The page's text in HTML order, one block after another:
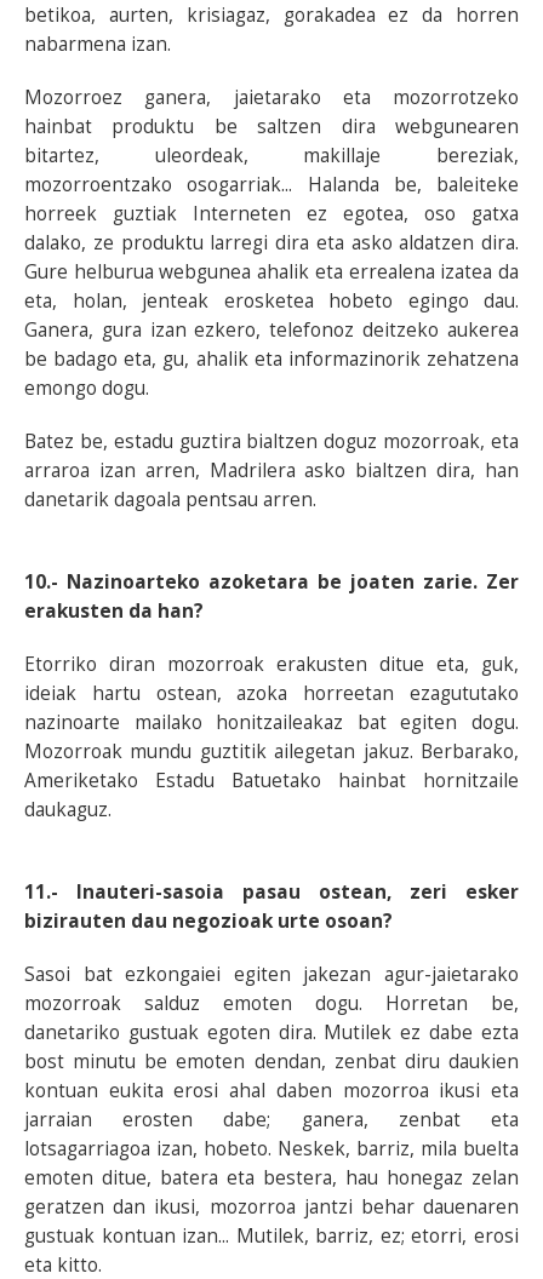
betikoa, aurten, krisiagaz, gorakadea ez da horren
nabarmena izan.
Mozorroez ganera, jaietarako eta mozorrotzeko
hainbat produktu be saltzen dira webgunearen
bitartez, uleordeak, makillaje bereziak,
mozorroentzako osogarriak... Halanda be, baleiteke
horreek guztiak Interneten ez egotea, oso gatxa
dalako, ze produktu larregi dira eta asko aldatzen dira.
Gure helburua webgunea ahalik eta errealena izatea da
eta, holan, jenteak erosketea hobeto egingo dau.
Ganera, gura izan ezkero, telefonoz deitzeko aukerea
be badago eta, gu, ahalik eta informazinorik zehatzena
emongo dogu.
Batez be, estadu guztira bialtzen doguz mozorroak, eta
arraroa izan arren, Madrilera asko bialtzen dira, han
danetarik dagoala pentsau arren.
10.- Nazinoarteko azoketara be joaten zarie. Zer
erakusten da han?
Etorriko diran mozorroak erakusten ditue eta, guk,
ideiak hartu ostean, azoka horreetan ezagututako
nazinoarte mailako honitzaileakaz bat egiten dogu.
Mozorroak mundu guztitik ailegetan jakuz. Berbarako,
Ameriketako Estadu Batuetako hainbat hornitzaile
daukaguz.
11.- Inauteri-sasoia pasau ostean, zeri esker
bizirauten dau negozioak urte osoan?
Sasoi bat ezkongaiei egiten jakezan agur-jaietarako
mozorroak salduz emoten dogu. Horretan be,
danetariko gustuak egoten dira. Mutilek ez dabe ezta
bost minutu be emoten dendan, zenbat diru daukien
kontuan eukita erosi ahal daben mozorroa ikusi eta
jarraian erosten dabe; ganera, zenbat eta
lotsagarriagoa izan, hobeto. Neskek, barriz, mila buelta
emoten ditue, batera eta bestera, hau honegaz zelan
geratzen dan ikusi, mozorroa jantzi behar dauenaren
gustuak kontuan izan... Mutilek, barriz, ez; etorri, erosi
eta kitto.